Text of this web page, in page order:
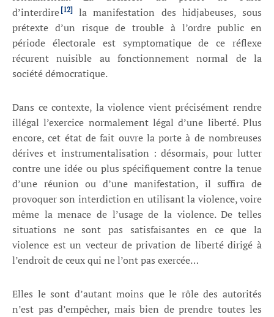
d’interdire [12]
la manifestation des hidjabeuses, sous
prétexte d’un risque de trouble à l’ordre public en
période électorale est symptomatique de ce réflexe
récurent nuisible au fonctionnement normal de la
société démocratique.
Dans ce contexte, la violence vient précisément rendre
illégal l’exercice normalement légal d’une liberté. Plus
encore, cet état de fait ouvre la porte à de nombreuses
dérives et instrumentalisation : désormais, pour lutter
contre une idée ou plus spécifiquement contre la tenue
d’une réunion ou d’une manifestation, il suffira de
provoquer son interdiction en utilisant la violence, voire
même la menace de l’usage de la violence. De telles
situations ne sont pas satisfaisantes en ce que la
violence est un vecteur de privation de liberté dirigé à
l’endroit de ceux qui ne l’ont pas exercée…
Elles le sont d’autant moins que le rôle des autorités
n’est pas d’empêcher, mais bien de prendre toutes les